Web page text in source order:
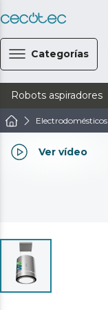
Categorías
Robots aspiradores
Electrodomésticos
Ver vídeo